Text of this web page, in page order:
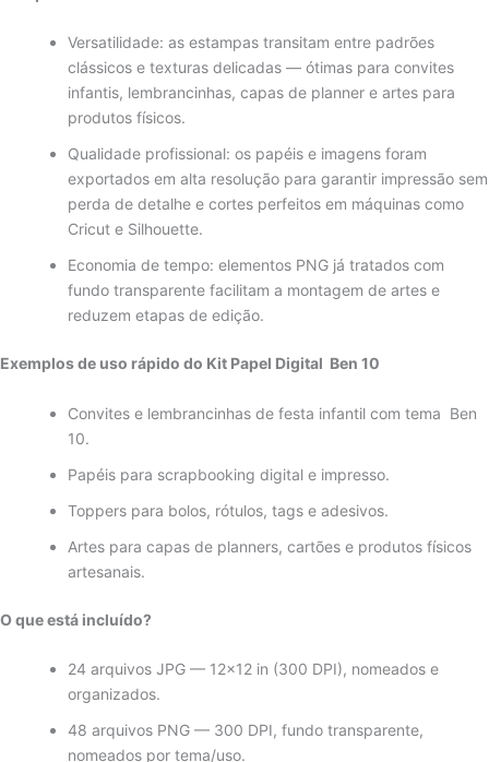
Versatilidade: as estampas transitam entre padrões
clássicos e texturas delicadas — ótimas para convites
infantis, lembrancinhas, capas de planner e artes para
produtos físicos.
Qualidade profissional: os papéis e imagens foram
exportados em alta resolução para garantir impressão sem
perda de detalhe e cortes perfeitos em máquinas como
Cricut e Silhouette.
Economia de tempo: elementos PNG já tratados com
fundo transparente facilitam a montagem de artes e
reduzem etapas de edição.
Exemplos de uso rápido do Kit Papel Digital Ben 10
Convites e lembrancinhas de festa infantil com tema Ben
10.
Papéis para scrapbooking digital e impresso.
Toppers para bolos, rótulos, tags e adesivos.
Artes para capas de planners, cartões e produtos físicos
artesanais.
O que está incluído?
24 arquivos JPG — 12×12 in (300 DPI), nomeados e
organizados.
48 arquivos PNG — 300 DPI, fundo transparente,
nomeados por tema/uso.